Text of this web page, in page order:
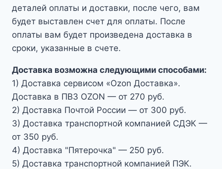
деталей оплаты и доставки, после чего, вам
будет выставлен счет для оплаты. После
оплаты вам будет произведена доставка в
сроки, указанные в счете.
Доставка возможна следующими способами:
1) Доставка сервисом «Ozon Доставка».
Доставка в ПВЗ OZON — от 270 руб.
2) Доставка Почтой России — от 300 руб.
3) Доставка транспортной компанией СДЭК —
от 350 руб.
4) Доставка "Пятерочка" — 250 руб.
5) Доставка транспортной компанией ПЭК.